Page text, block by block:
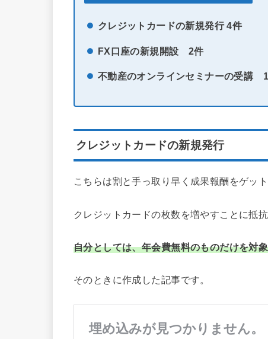
クレジットカードの新規発行 4件
FX口座の新規開設 2件
不動産のオンラインセミナーの受講
クレジットカードの新規発行
こちらは割と手っ取り早く成果報酬をゲッ
クレジットカードの枚数を増やすことに抵
自分としては、年会費無料のものだけを対
そのときに作成した記事です。